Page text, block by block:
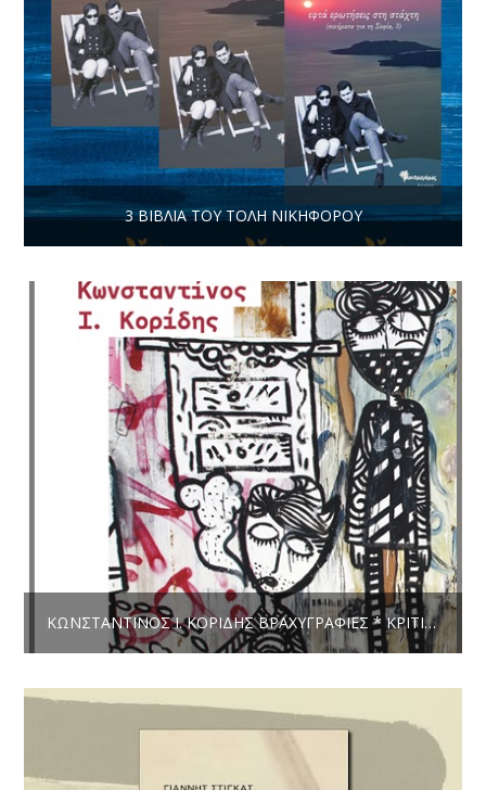
3 ΒΙΒΛΊΑ ΤΟΥ ΤΌΛΗ ΝΙΚΗΦΌΡΟΥ
ΚΩΝΣΤΑΝΤΊΝΟΣ Ι. ΚΟΡΊΔΗΣ ΒΡΑΧΥΓΡΑΦΊΕΣ * ΚΡΙΤΙΚΉ